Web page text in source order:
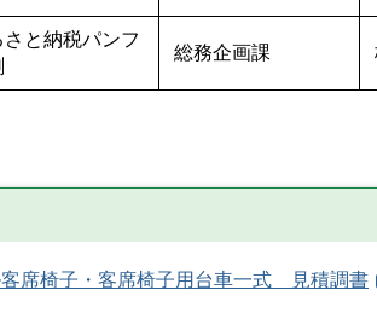
と納税パンフ
総務企画課
席椅子・客席椅子用台車一式 見積調書